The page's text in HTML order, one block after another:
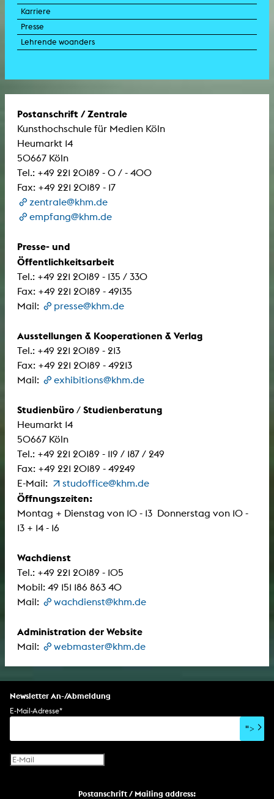
Karriere
Presse
Lehrende woanders
Postanschrift / Zentrale
Kunsthochschule für Medien Köln
Heumarkt 14
50667 Köln
Tel.: +49 221 20189 - 0 / - 400
Fax: +49 221 20189 - 17
zentrale@khm.de
empfang@khm.de
Presse- und
Öffentlichkeitsarbeit
Tel.: +49 221 20189 - 135 / 330
Fax: +49 221 20189 - 49135
Mail:
presse@khm.de
Ausstellungen & Kooperationen & Verlag
Tel.: +49 221 20189 - 213
Fax: +49 221 20189 - 49213
Mail:
exhibitions@khm.de
Studienbüro / Studienberatung
Heumarkt 14
50667 Köln
Tel.: +49 221 20189 - 119 / 187 / 249
Fax: +49 221 20189 - 49249
E-Mail:
studoffice@khm.de
Öffnungszeiten:
Montag + Dienstag von 10 - 13 Donnerstag von 10 -
13 + 14 - 16
Wachdienst
Tel.: +49 221 20189 - 105
Mobil: 49 151 186 863 40
Mail:
wachdienst@khm.de
Administration der Website
Mail: webmaster@khm.de
Newsletter An-/Abmeldung
E-Mail-Adresse*
">
Postanschrift / Mailing address: